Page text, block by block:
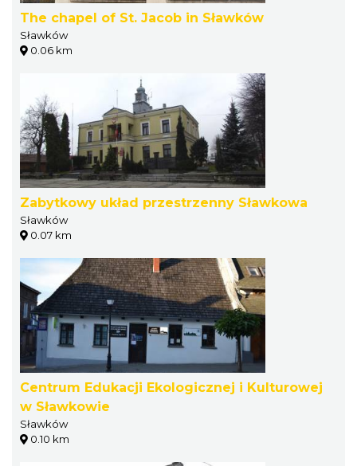
The chapel of St. Jacob in Sławków
Sławków
0.06 km
Zabytkowy układ przestrzenny Sławkowa
Sławków
0.07 km
Centrum Edukacji Ekologicznej i Kulturowej
w Sławkowie
Sławków
0.10 km